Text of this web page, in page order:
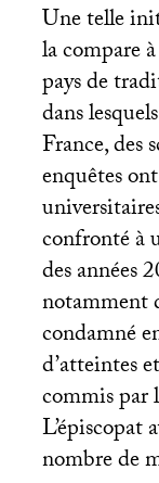
Une telle
la compare à
pays de
dans
France, des
enquêtes
confronté à
des années
notamment
condamné
d’atteintes
commis par
L’épiscopat
nombre de